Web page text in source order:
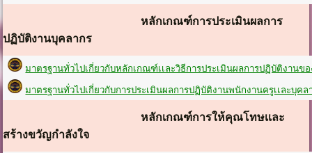
หลักเกณฑ์การประเมินผลการ
ปฏิบัติงานบุคลากร
มาตรฐานทั่วไปเกี่ยวกับหลักเกณฑ์เเละวิธีการประเมินผลการปฏิบัติงาน
มาตรฐานทั่วไปเกี่ยวกับการประเมินผลการปฏิบัติงานพนักงานครูเเละบุ
หลักเกณฑ์การให้คุณโทษเเละ
สร้างขวัญกำลังใจ